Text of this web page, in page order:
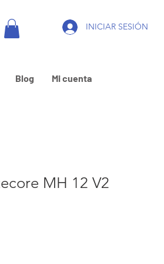
INICIAR SESIÓN
Blog Mi cuenta
MH 12 V2